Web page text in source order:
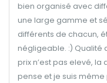
bien organisé avec
une large gamme et
différents de chacun,
négligeable. :) Qualité
prix n’est pas elevé, la
pense et je suis